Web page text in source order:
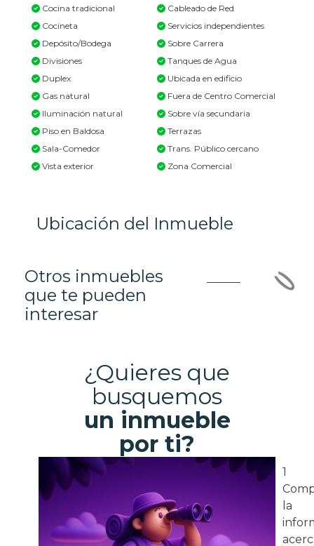
Cocina tradicional
Cocineta
Depósito/Bodega
Divisiones
Duplex
Gas natural
Iluminación natural
Piso en Baldosa
Sala-Comedor
Vista exterior
Cableado de Red
Servicios independientes
Sobre Carrera
Tanques de Agua
Ubicada en edificio
Fuera de Centro Comercial
Sobre vía secundaria
Terrazas
Trans. Público cercano
Zona Comercial
Ubicación del Inmueble
Otros inmuebles
que te pueden
interesar
¿Quieres que
busquemos
un inmueble
por ti?
1
la